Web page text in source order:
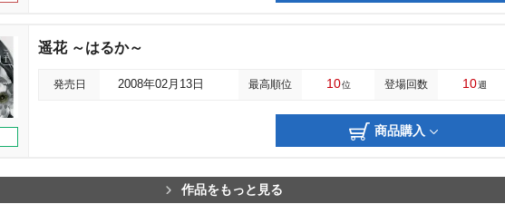
遥花 ～はるか～
発売日 2008年02月13日 最高順位 10位 登場回数 10週
商品購入
作品をもっと見る